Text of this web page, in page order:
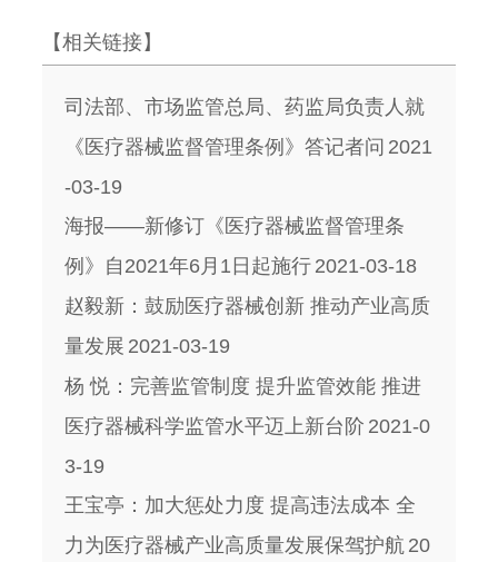
【相关链接】
司法部、市场监管总局、药监局负责人就
《医疗器械监督管理条例》答记者问 2021
-03-19
海报——新修订《医疗器械监督管理条
例》自2021年6月1日起施行 2021-03-18
赵毅新：鼓励医疗器械创新 推动产业高质
量发展 2021-03-19
杨 悦：完善监管制度 提升监管效能 推进
医疗器械科学监管水平迈上新台阶 2021-0
3-19
王宝亭：加大惩处力度 提高违法成本 全
力为医疗器械产业高质量发展保驾护航 20